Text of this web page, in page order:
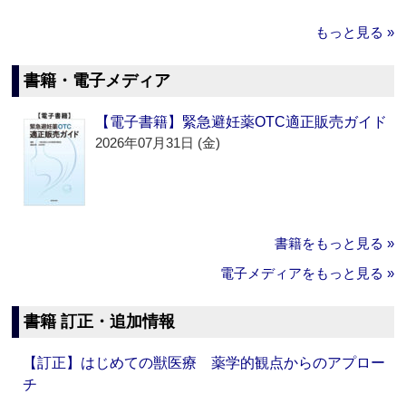
もっと見る »
書籍・電子メディア
【電子書籍】緊急避妊薬OTC適正販売ガイド
2026年07月31日 (金)
書籍をもっと見る »
電子メディアをもっと見る »
書籍 訂正・追加情報
【訂正】はじめての獣医療 薬学的観点からのアプロー
チ